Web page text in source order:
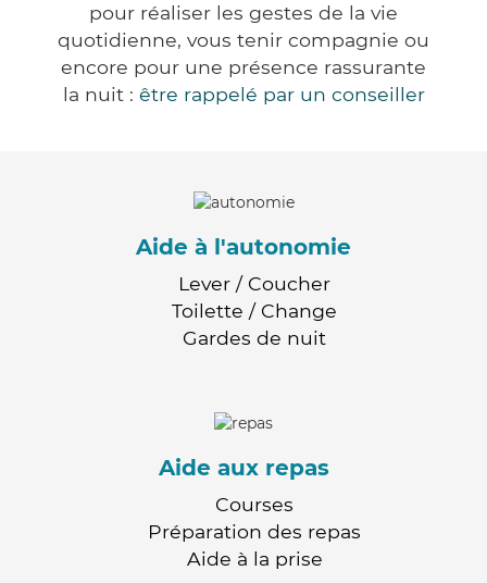
pour réaliser les gestes de la vie
quotidienne, vous tenir compagnie ou
encore pour une présence rassurante
la nuit : être rappelé par un conseiller
Aide à l'autonomie
Lever / Coucher
Toilette / Change
Gardes de nuit
Aide aux repas
Courses
Préparation des repas
Aide à la prise